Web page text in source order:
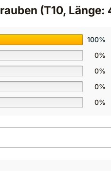
(T10, Länge:
100%
0%
0%
0%
0%